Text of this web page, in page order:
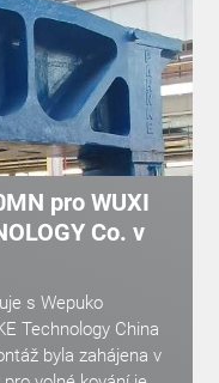
pro WUXI
Co. v
s Wepuko
Technology China
byla zahájena v